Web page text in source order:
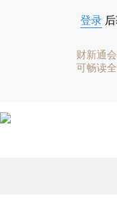
登录
财新通
可畅读